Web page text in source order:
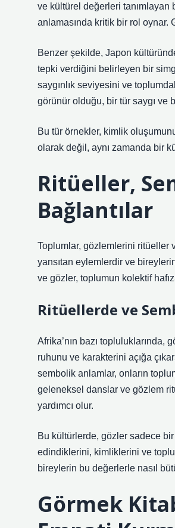
ve kültürel değerleri tanımlayan
anlamasında kritik bir rol oynar.
Benzer şekilde, Japon
tepki verdiğini belirleyen bir
saygınlık seviyesini ve
görünür olduğu, bir tür saygı ve
Bu tür örnekler, kimlik
olarak değil, aynı zamanda bir
Ritüeller,
Bağlantılar
Toplumlar, gözlemlerini ritüeller
yansıtan eylemlerdir ve
ve gözler, toplumun kolektif
Ritüellerde ve
Afrika’nın bazı
ruhunu ve karakterini açığa
sembolik anlamlar, onların
geleneksel danslar ve gözlem
yardımcı olur.
Bu kültürlerde, gözler sadece
edindiklerini, kimliklerini ve
bireylerin bu değerlerle nasıl
Görmek